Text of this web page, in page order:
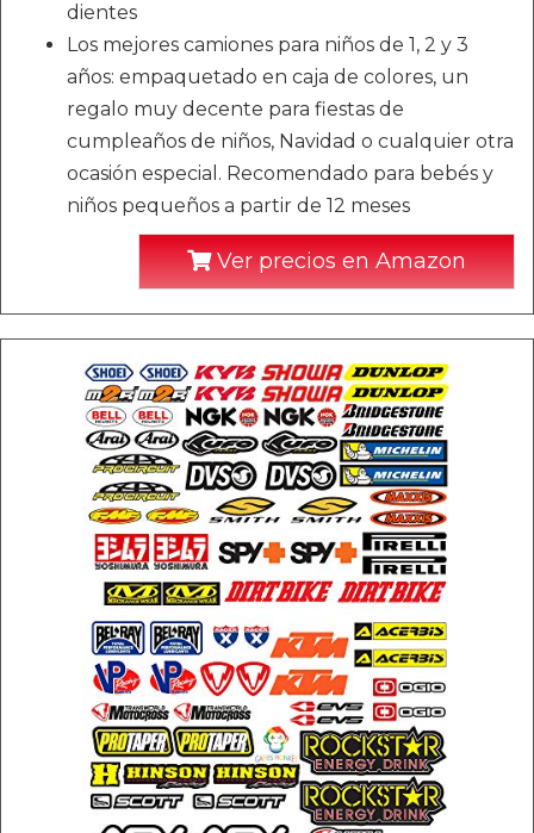
dientes
Los mejores camiones para niños de 1, 2 y 3
años: empaquetado en caja de colores, un
regalo muy decente para fiestas de
cumpleaños de niños, Navidad o cualquier otra
ocasión especial. Recomendado para bebés y
niños pequeños a partir de 12 meses
Ver precios en Amazon